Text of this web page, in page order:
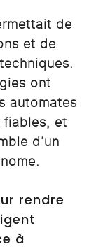
de
et de
ont
automates
fiables, et
d’un
rendre
à